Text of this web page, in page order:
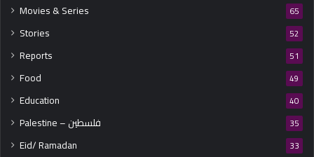
Movies & Series 65
Stories 52
Reports 51
Food 49
Education 40
Palestine – فلسطين 35
Eid/ Ramadan 33